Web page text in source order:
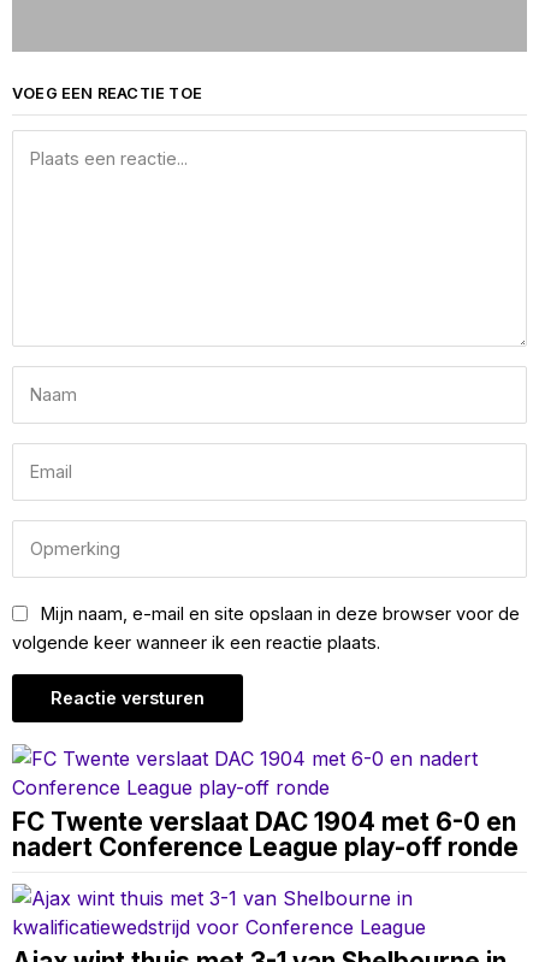
VOEG EEN REACTIE TOE
Mijn naam, e-mail en site opslaan in deze browser voor de
volgende keer wanneer ik een reactie plaats.
FC Twente verslaat DAC 1904 met 6-0 en
nadert Conference League play-off ronde